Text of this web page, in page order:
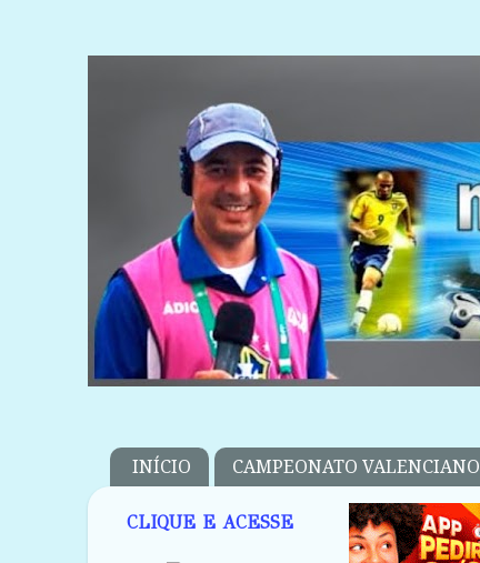
INÍCIO CAMPEONATO VALENCIANO
CLIQUE E ACESSE